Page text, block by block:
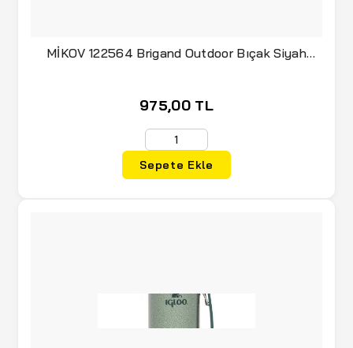
MİKOV 122564 Brigand Outdoor Bıçak Siyah
975,00 TL
Sepete Ekle